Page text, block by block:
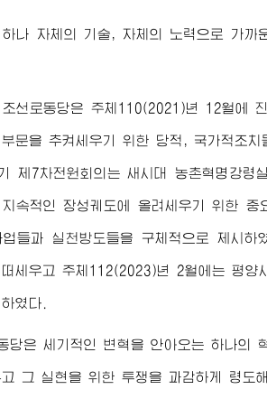
하나 자체의 기술, 자체의 노력으로 가까
선로동당은 주체110(2021)년 12월에
문을 추켜세우기 위한 당적, 국가적조
제7차전원회의는 새시대 농촌혁명강
속적인 장성궤도에 올려세우기 위한
들과 실천방도들을 구체적으로 제시
세우고 주체112(2023)년 2월에는 평양
였다.
당은 세기적인 변혁을 안아오는 하나의
그 실현을 위한 투쟁을 과감하게 령도해